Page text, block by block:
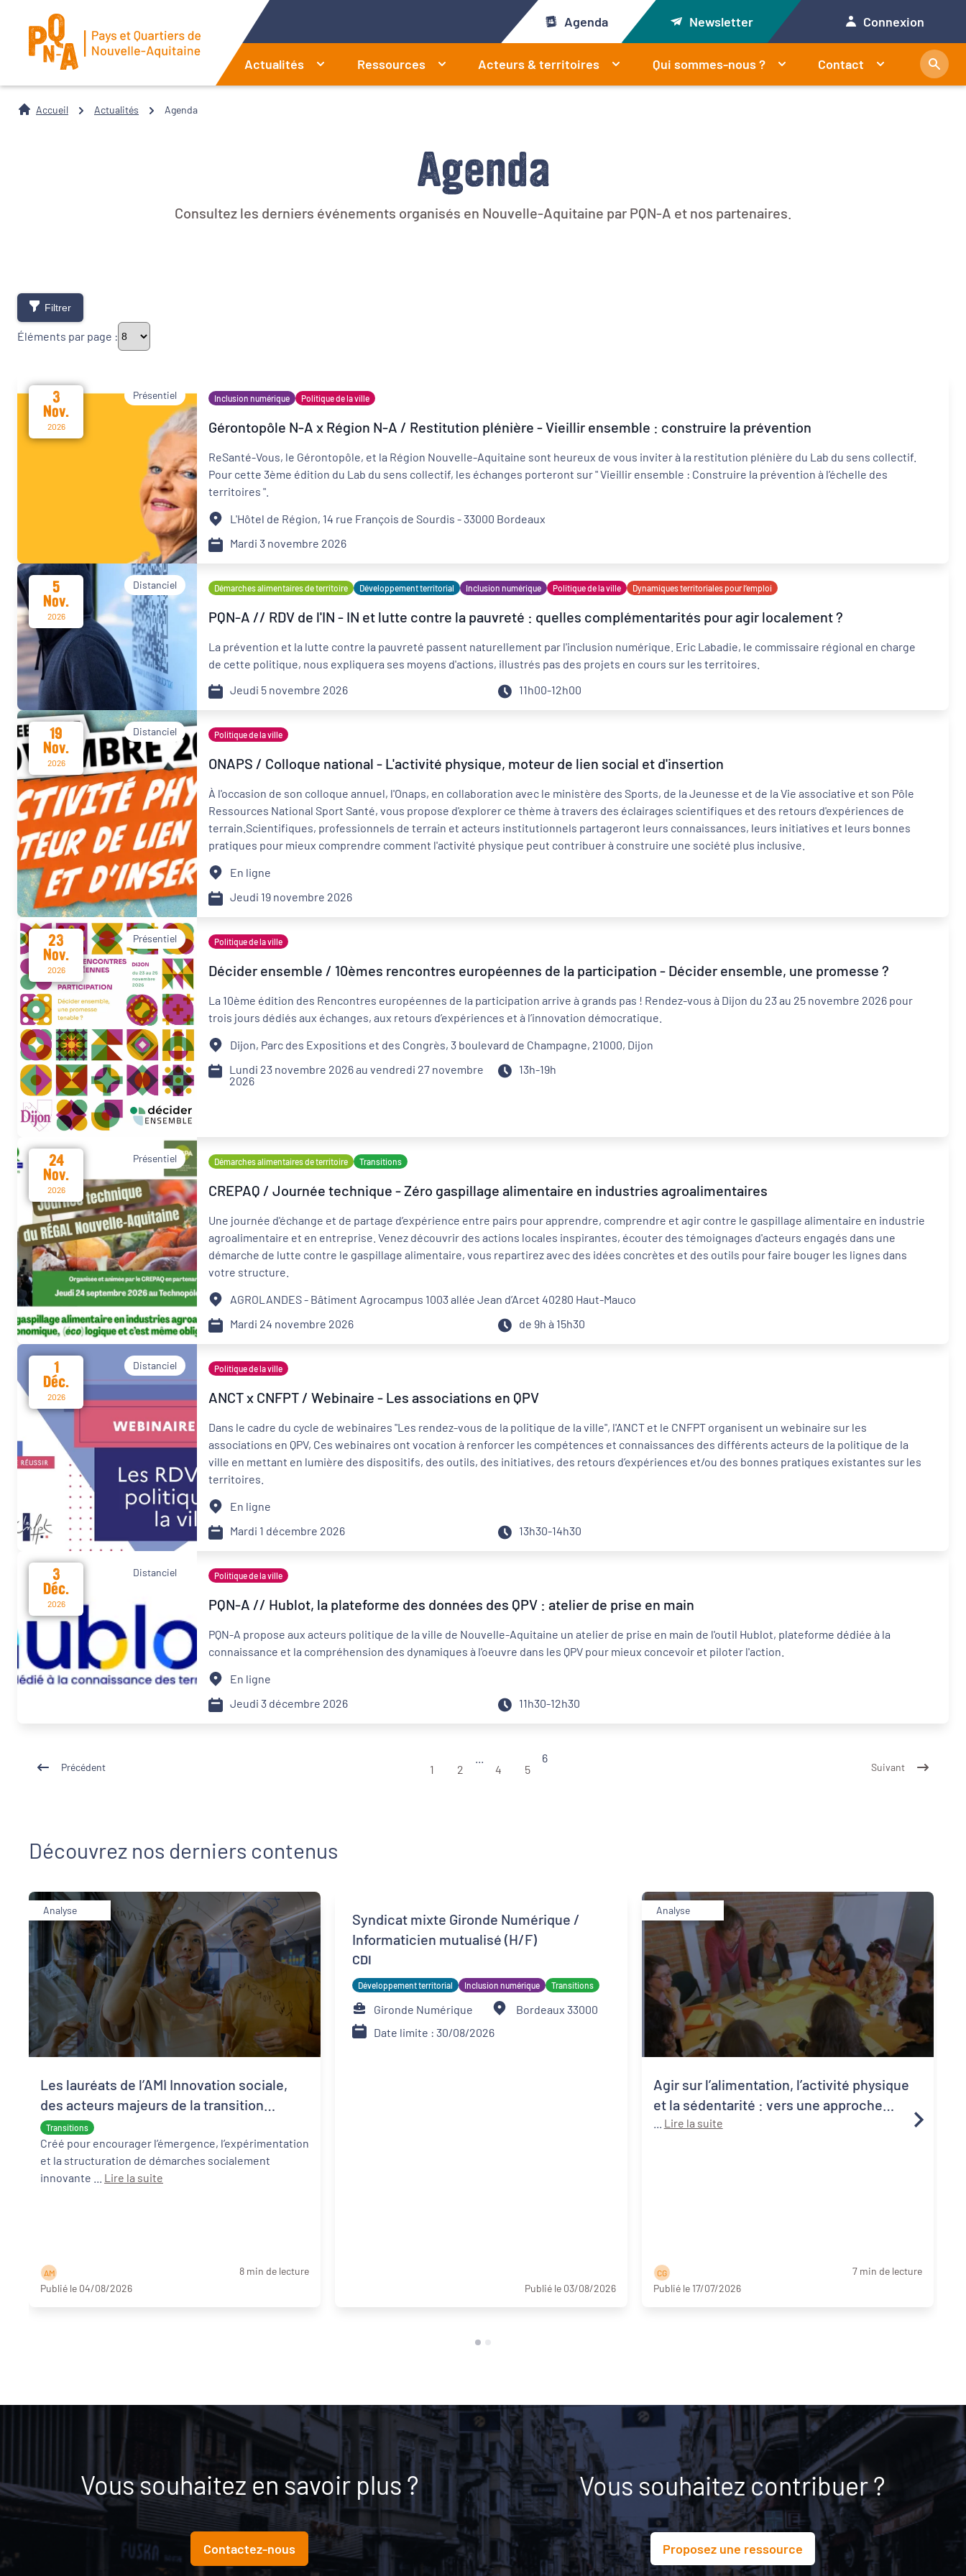
Agenda Newsletter Connexion
Actualités Ressources Acteurs & territoires Qui sommes-nous ? Contact
Accueil Actualités Agenda
Agenda
Consultez les derniers événements organisés en Nouvelle-Aquitaine par PQN-A et nos partenaires.
Filtrer
Éléments par page :
Thématiques
Démarches alimentaires de territoire Développement territorial Inclusion numérique
Politique de la ville
Revitalisation des centres-bourgs et centres-
villes
Dynamiques territoriales pour l’emploi
Départements
Format de l'événement
Présentiel
Organisateur
PQN-A
3
Nov.
2026
Présentiel Inclusion numérique Politique de la ville
Gérontopôle N-A x Région N-A / Restitution plénière - Vieillir ensemble : construire la prévention
ReSanté-Vous, le Gérontopôle, et la Région Nouvelle-Aquitaine sont heureux de vous inviter à la restitution plénière du Lab du sens collectif.
Pour cette 3ème édition du Lab du sens collectif, les échanges porteront sur " Vieillir ensemble : Construire la prévention à l’échelle des
territoires ".
L'Hôtel de Région, 14 rue François de Sourdis - 33000 Bordeaux
Mardi 3 novembre 2026
5
Nov.
2026
Distanciel Démarches alimentaires de territoire Développement territorial Inclusion numérique Politique de la ville Dynamiques territoriales pour l’emploi
PQN-A // RDV de l'IN - IN et lutte contre la pauvreté : quelles complémentarités pour agir localement ?
La prévention et la lutte contre la pauvreté passent naturellement par l'inclusion numérique. Eric Labadie, le commissaire régional en charge
de cette politique, nous expliquera ses moyens d'actions, illustrés pas des projets en cours sur les territoires.
Jeudi 5 novembre 2026
11h00-12h00
19
Nov.
2026
Distanciel Politique de la ville
ONAPS / Colloque national - L'activité physique, moteur de lien social et d'insertion
À l'occasion de son colloque annuel, l'Onaps, en collaboration avec le ministère des Sports, de la Jeunesse et de la Vie associative et son Pôle
Ressources National Sport Santé, vous propose d'explorer ce thème à travers des éclairages scientifiques et des retours d'expériences de
terrain.Scientifiques, professionnels de terrain et acteurs institutionnels partageront leurs connaissances, leurs initiatives et leurs bonnes
pratiques pour mieux comprendre comment l'activité physique peut contribuer à construire une société plus inclusive.
En ligne
Jeudi 19 novembre 2026
23
Nov.
2026
Présentiel Politique de la ville
Décider ensemble / 10èmes rencontres européennes de la participation - Décider ensemble, une promesse ?
La 10ème édition des Rencontres européennes de la participation arrive à grands pas ! Rendez-vous à Dijon du 23 au 25 novembre 2026 pour
trois jours dédiés aux échanges, aux retours d’expériences et à l’innovation démocratique.
Dijon, Parc des Expositions et des Congrès, 3 boulevard de Champagne, 21000, Dijon
Lundi 23 novembre 2026 au vendredi 27 novembre
2026
13h-19h
24
Nov.
2026
Présentiel Démarches alimentaires de territoire Transitions
CREPAQ / Journée technique - Zéro gaspillage alimentaire en industries agroalimentaires
Une journée d'échange et de partage d’expérience entre pairs pour apprendre, comprendre et agir contre le gaspillage alimentaire en industrie
agroalimentaire et en entreprise. Venez découvrir des actions locales inspirantes, écouter des témoignages d'acteurs engagés dans une
démarche de lutte contre le gaspillage alimentaire, vous repartirez avec des idées concrètes et des outils pour faire bouger les lignes dans
votre structure.
AGROLANDES - Bâtiment Agrocampus 1003 allée Jean d’Arcet 40280 Haut-Mauco
Mardi 24 novembre 2026
de 9h à 15h30
1
Déc.
2026
Distanciel Politique de la ville
ANCT x CNFPT / Webinaire - Les associations en QPV
Dans le cadre du cycle de webinaires "Les rendez-vous de la politique de la ville", l'ANCT et le CNFPT organisent un webinaire sur les
associations en QPV, Ces webinaires ont vocation à renforcer les compétences et connaissances des différents acteurs de la politique de la
ville en mettant en lumière des dispositifs, des outils, des initiatives, des retours d’expériences et/ou des bonnes pratiques existantes sur les
territoires.
En ligne
Mardi 1 décembre 2026
13h30-14h30
3
Déc.
2026
Distanciel Politique de la ville
PQN-A // Hublot, la plateforme des données des QPV : atelier de prise en main
PQN-A propose aux acteurs politique de la ville de Nouvelle-Aquitaine un atelier de prise en main de l'outil Hublot, plateforme dédiée à la
connaissance et la compréhension des dynamiques à l'oeuvre dans les QPV pour mieux concevoir et piloter l'action.
En ligne
Jeudi 3 décembre 2026
11h30-12h30
Précédent 1 2
4
5
6
Suivant
Découvrez nos derniers contenus
Analyse
Transitions
Les lauréats de l’AMI Innovation sociale,
des acteurs majeurs de la transition
écologique et sociale
Créé pour encourager l’émergence, l’expérimentation
et la structuration de démarches socialement
Lire la suite
A M
8 min de lecture
Publié le 04/08/2026
Syndicat mixte Gironde Numérique /
Informaticien mutualisé (H/F)
CDI
Développement territorial Inclusion numérique Transitions
Gironde Numérique
Bordeaux 33000
Date limite : 30/08/2026
Publié le 03/08/2026
Analyse
Agir sur l’alimentation, l’activité physique
et la sédentarité : vers une approche
systémique de la santé publique
Lire la suite
C G
7 min de lecture
Publié le 17/07/2026
Vous souhaitez en savoir plus ?
Contactez-nous
Vous souhaitez contribuer ?
Proposez une ressource